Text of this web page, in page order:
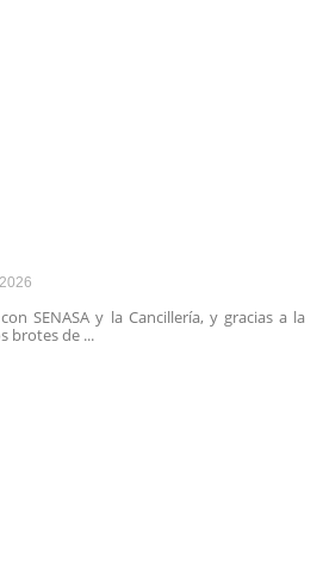
SENASA y la Cancillería, y gracias a la
brotes de ...